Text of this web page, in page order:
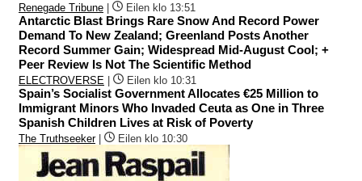
Renegade Tribune Eilen klo 13:51
Antarctic Blast Brings Rare Snow And Record Power
Demand To New Zealand; Greenland Posts Another
Record Summer Gain; Widespread Mid-August Cool; +
Peer Review Is Not The Scientific Method
ELECTROVERSE Eilen klo 10:31
Spain’s Socialist Government Allocates €25 Million to
Immigrant Minors Who Invaded Ceuta as One in Three
Spanish Children Lives at Risk of Poverty
The Truthseeker| Eilen klo 10:30